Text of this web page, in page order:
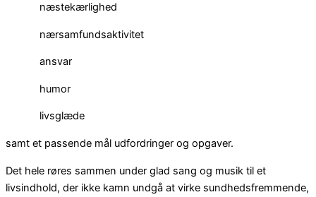
næstekærlighed
nærsamfundsaktivitet
ansvar
humor
livsglæde
samt et passende mål udfordringer og opgaver.
Det hele røres sammen under glad sang og musik til et
livsindhold, der ikke kamn undgå at virke sundhedsfremmende,